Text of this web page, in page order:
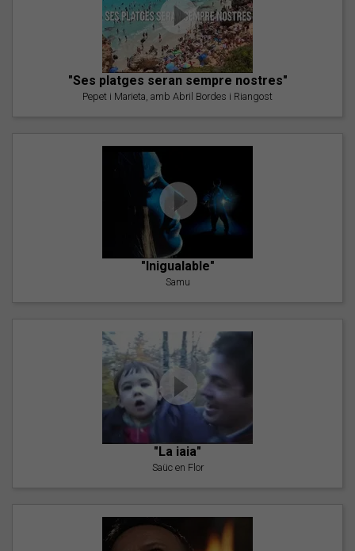
"Ses platges seran sempre nostres"
Pepet i Marieta, amb Abril Bordes i Riangost
"Inigualable"
Samu
"La iaia"
Saüc en Flor